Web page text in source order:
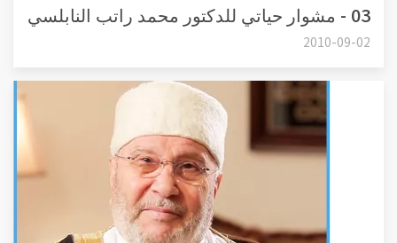
03 - مشوار حياتي للدكتور محمد راتب النابلسي
2010-09-02